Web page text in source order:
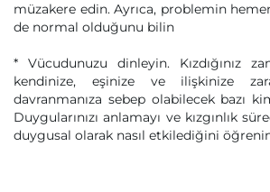
müzakere edin. Ayrıca, problemin
de normal olduğunu bilin
* Vücudunuzu dinleyin. Kızdığınız
kendinize, eşinize ve ilişkinize
davranmanıza sebep olabilecek bazı
Duygularınızı anlamayı ve kızgınlık
duygusal olarak nasıl etkilediğini